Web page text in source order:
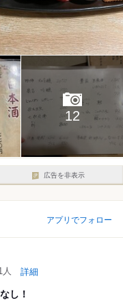
12
広告を非表示
アプリでフォロー
人 詳細
し！